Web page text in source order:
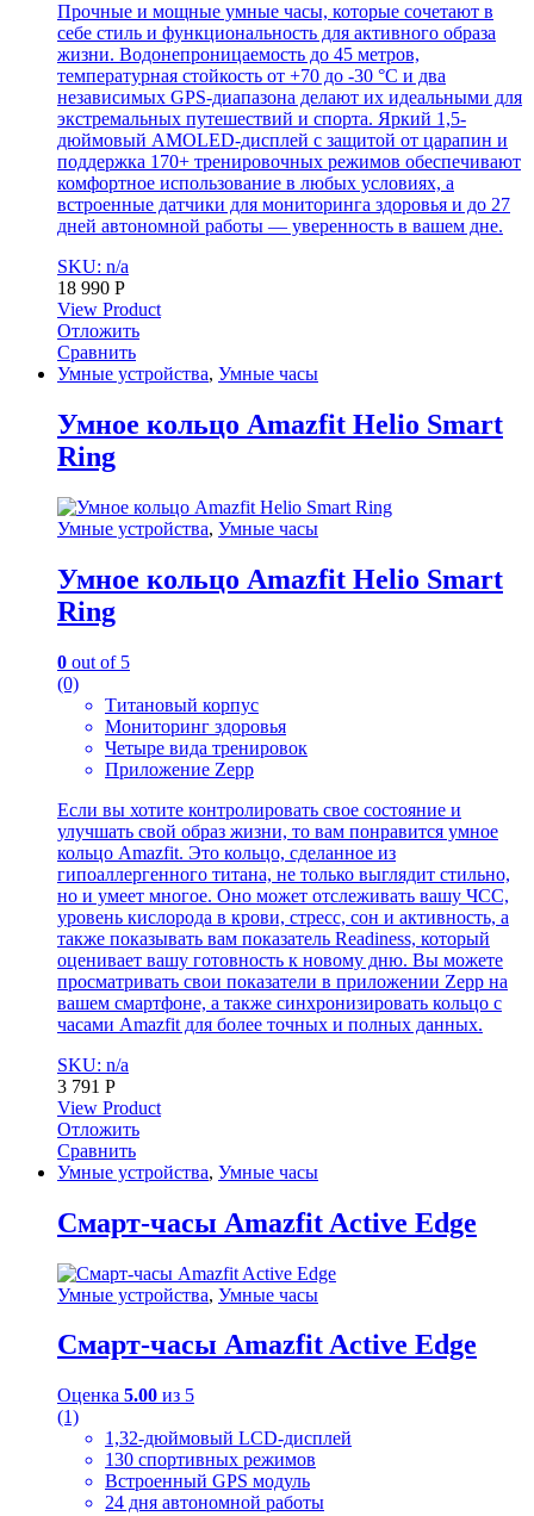
Прочные и мощные умные часы, которые сочетают в
себе стиль и функциональность для активного образа
жизни. Водонепроницаемость до 45 метров,
температурная стойкость от +70 до -30 °C и два
независимых GPS-диапазона делают их идеальными для
экстремальных путешествий и спорта. Яркий 1,5-
дюймовый AMOLED-дисплей с защитой от царапин и
поддержка 170+ тренировочных режимов обеспечивают
комфортное использование в любых условиях, а
встроенные датчики для мониторинга здоровья и до 27
дней автономной работы — уверенность в вашем дне.
SKU: n/a
18 990 Р
View Product
Отложить
Сравнить
Умные устройства, Умные часы
Умное кольцо Amazfit Helio Smart
Ring
Умные устройства, Умные часы
Умное кольцо Amazfit Helio Smart
Ring
0 out of 5
(0)
Титановый корпус
Мониторинг здоровья
Четыре вида тренировок
Приложение Zepp
Если вы хотите контролировать свое состояние и
улучшать свой образ жизни, то вам понравится умное
кольцо Amazfit. Это кольцо, сделанное из
гипоаллергенного титана, не только выглядит стильно,
но и умеет многое. Оно может отслеживать вашу ЧСС,
уровень кислорода в крови, стресс, сон и активность, а
также показывать вам показатель Readiness, который
оценивает вашу готовность к новому дню. Вы можете
просматривать свои показатели в приложении Zepp на
вашем смартфоне, а также синхронизировать кольцо с
часами Amazfit для более точных и полных данных.
SKU: n/a
3 791 Р
View Product
Отложить
Сравнить
Умные устройства, Умные часы
Cмарт-часы Amazfit Active Edge
Умные устройства, Умные часы
Cмарт-часы Amazfit Active Edge
Оценка 5.00 из 5
(1)
1,32-дюймовый LCD-дисплей
130 спортивных режимов
Встроенный GPS модуль
24 дня автономной работы